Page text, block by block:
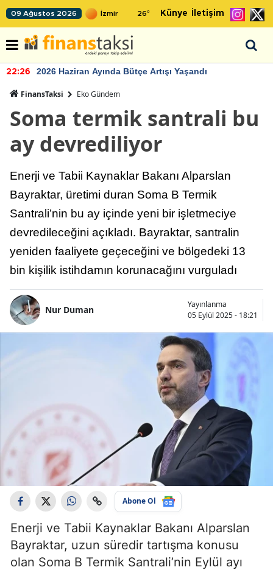
09 Ağustos 2026 26° Künye İletişim
22:26 2026 Haziran Ayında Bütçe Artışı Yaşandı
FinansTaksi Eko Gündem
Soma termik santrali bu
ay devrediliyor
Enerji ve Tabii Kaynaklar Bakanı Alparslan
Bayraktar, üretimi duran Soma B Termik
Santrali’nin bu ay içinde yeni bir işletmeciye
devredileceğini açıkladı. Bayraktar, santralin
yeniden faaliyete geçeceğini ve bölgedeki 13
bin kişilik istihdamın korunacağını vurguladı
Nur Duman
Yayınlanma
05 Eylül 2025 - 18:21
Abone Ol
Enerji ve Tabii Kaynaklar Bakanı Alparslan
Bayraktar, uzun süredir tartışma konusu
olan Soma B Termik Santrali’nin Eylül ayı